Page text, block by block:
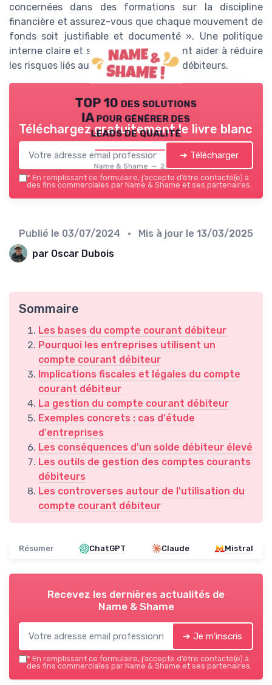
concernées dans des formations sur la discipline
financière et assurez-vous que chaque mouvement de
fonds soit justifiable et documenté ». Une politique
interne claire et stricte peut également aider à réduire
les risques liés aux comptescourants débiteurs.
TOP 10 des solutions
IA pour générer des
leads de qualité
Name & Shame — 2026
Téléchargez gratuitement le livre blanc
➔ Télécharger
* En remplissant ce formulaire, j’accepte d’être contacté(e) à
des fins commerciales par Name & Shame et ses partenaires.
Publié le 03/07/2024 • Mis à jour le 13/03/2025
par Oscar Dubois
Sommaire
Les bases du compte courant débiteur
Pourquoi les entreprises utilisent un
compte courant débiteur
Implications fiscales et légales du compte
courant débiteur
La gestion du compte courant débiteur
Exemples concrets : cas d'étude
d'entreprises
Les conséquences d'un solde débiteur élevé
Les outils de gestion des comptes courants
débiteurs
Les controverses autour de l'utilisation du
compte courant débiteur
Résumer ChatGPT Claude Mistral
Recevez les dernières actualités de
Name & Shame
➔ Je m'inscris
* En remplissant ce formulaire, j’accepte d’être contacté(e) à
des fins commerciales par Name & Shame et ses partenaires.